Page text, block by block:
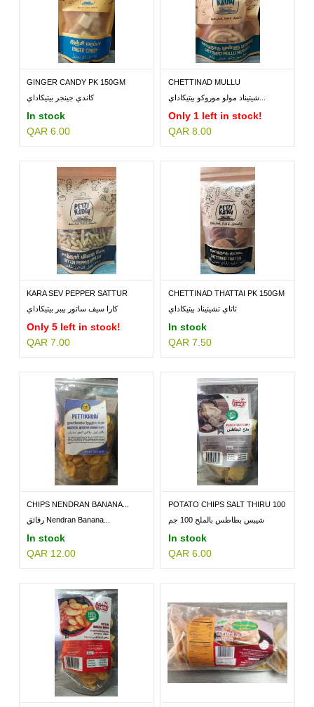
GINGER CANDY PK 150GM
كاندي جينجر بيتيكاداي
In stock
QAR 6.00
CHETTINAD MULLU
MURUKKU...
Only 1 left in stock!
QAR 8.00
KARA SEV PEPPER SATTUR
PK...
كارا سيف ساتور بيبر بيتيكاداي
Only 5 left in stock!
QAR 7.00
CHETTINAD THATTAI PK 150GM
ثاتاي تشيتيناد بيتيكاداي
In stock
QAR 7.50
CHIPS NENDRAN BANANA...
رقائق Nendran Banana...
In stock
QAR 12.00
POTATO CHIPS SALT THIRU 100
شيبس بطاطس بالملح 100 جم
In stock
QAR 6.00